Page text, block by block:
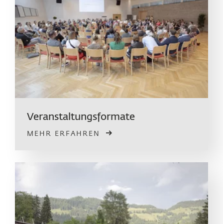
Veranstaltungs­­­formate
MEHR ERFAHREN